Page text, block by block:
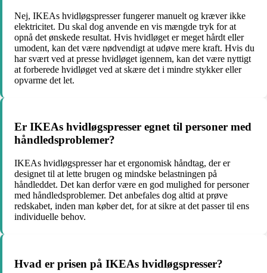
Nej, IKEAs hvidløgspresser fungerer manuelt og kræver ikke
elektricitet. Du skal dog anvende en vis mængde tryk for at
opnå det ønskede resultat. Hvis hvidløget er meget hårdt eller
umodent, kan det være nødvendigt at udøve mere kraft. Hvis du
har svært ved at presse hvidløget igennem, kan det være nyttigt
at forberede hvidløget ved at skære det i mindre stykker eller
opvarme det let.
Er IKEAs hvidløgspresser egnet til personer med
håndledsproblemer?
IKEAs hvidløgspresser har et ergonomisk håndtag, der er
designet til at lette brugen og mindske belastningen på
håndleddet. Det kan derfor være en god mulighed for personer
med håndledsproblemer. Det anbefales dog altid at prøve
redskabet, inden man køber det, for at sikre at det passer til ens
individuelle behov.
Hvad er prisen på IKEAs hvidløgspresser?